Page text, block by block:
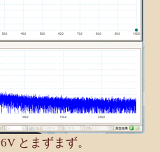
とまずまず。